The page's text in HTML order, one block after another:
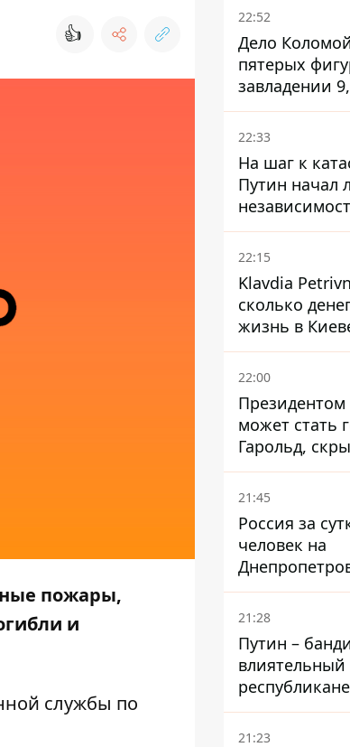
👍
пожары,
и
службы по
22:52
Дело
пятерых
завладении
ПриватБанка
суд
22:33
На шаг к
Путин начал
заставив
ставку
22:15
Klavdia
сколько
жизнь в
вкладывает
22:00
Президентом
может стать
Гарольд,
– он
голосование
21:45
Россия за
человек на
ударами
районов
21:28
Путин –
влиятельный
призвал
РФ к
21:23